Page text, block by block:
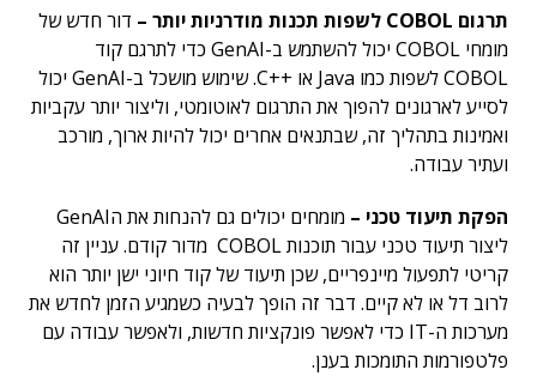
תרגום COBOL לשפות תכנות מודרניות יותר – דור חדש של
מומחי COBOL יכול להשתמש ב-GenAI כדי לתרגם קוד
COBOL לשפות כמו Java או ++C. שימוש מושכל ב-GenAI יכול
לסייע לארגונים להפוך את התרגום לאוטומטי, וליצור יותר עקביות
ואמינות בתהליך זה, שבתנאים אחרים יכול להיות ארוך, מורכב
ועתיר עבודה.
הפקת תיעוד טכני –
מומחים יכולים גם להנחות את הGenAI
ליצור תיעוד טכני עבור תוכנות COBOL מדור קודם. עניין זה
קריטי לתפעול מיינפריים, שכן תיעוד של קוד חיוני ישן יותר הוא
לרוב דל או לא קיים. דבר זה הופך לבעיה כשמגיע הזמן לחדש את
מערכות ה-IT כדי לאפשר פונקציות חדשות, ולאפשר עבודה עם
פלטפורמות התומכות בענן.